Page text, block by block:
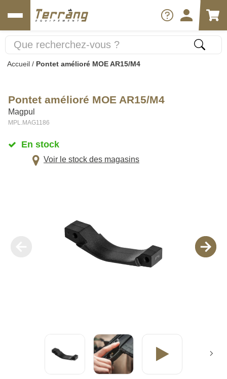
Accueil / Pontet amélioré MOE AR15/M4
Pontet amélioré MOE AR15/M4
Magpul
MPL.MAG1186
En stock
Voir le stock des magasins